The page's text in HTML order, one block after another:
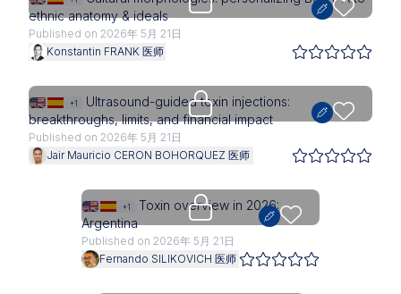
ethnic anatomy & ideals
Published on 2026年 5月 21日
Konstantin FRANK 医师
Upgrade needed
+1
Ultrasound-guided toxin injections:
breakthroughs, limits, and financial impact
Published on 2026年 5月 21日
Jair Mauricio CERON BOHORQUEZ 医师
Upgrade needed
+1
Toxin overview in 2026:
Argentina
Published on 2026年 5月 21日
Fernando SILIKOVICH 医师